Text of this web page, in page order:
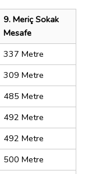
9. Meriç Sokak
Mesafe
337 Metre
309 Metre
485 Metre
492 Metre
492 Metre
500 Metre